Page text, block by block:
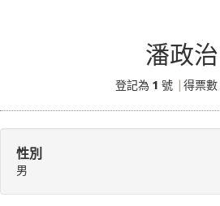
潘政治
登記為 1 號 得票數
性別
男